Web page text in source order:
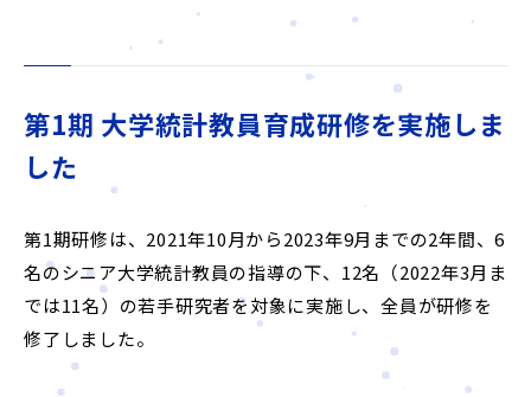
English
第1期 大学統計教員育成研修を実施しま
した
第1期研修は、2021年10月から2023年9月までの2年間、6
名のシニア大学統計教員の指導の下、12名（2022年3月ま
では11名）の若手研究者を対象に実施し、全員が研修を
修了しました。